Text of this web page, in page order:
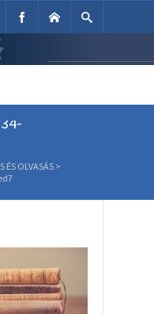
ÉS OLVASÁS >